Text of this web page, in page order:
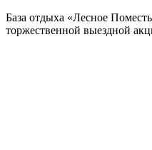
База отдыха «Лесное
торжественной выездной